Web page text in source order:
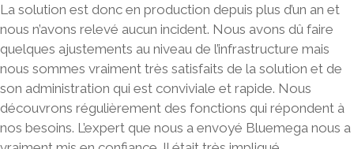
La solution est donc en production depuis plus d’un an et
nous n’avons relevé aucun incident. Nous avons dû faire
quelques ajustements au niveau de l’infrastructure mais
nous sommes vraiment très satisfaits de la solution et de
son administration qui est conviviale et rapide. Nous
découvrons régulièrement des fonctions qui répondent à
nos besoins. L’expert que nous a envoyé Bluemega nous a